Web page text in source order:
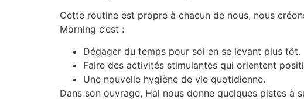
Cette routine est propre à chacun de nous, nous
Morning c’est :
Dégager du temps pour soi en se levant plus tôt.
Faire des activités stimulantes qui orientent
Une nouvelle hygiène de vie quotidienne.
Dans son ouvrage, Hal nous donne quelques pistes à